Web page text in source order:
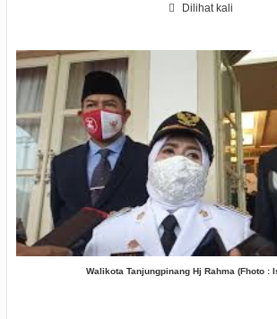
Dilihat kali
Walikota Tanjungpinang Hj Rahma (Fhoto :